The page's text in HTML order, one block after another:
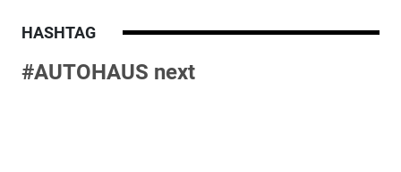
HASHTAG
#AUTOHAUS next